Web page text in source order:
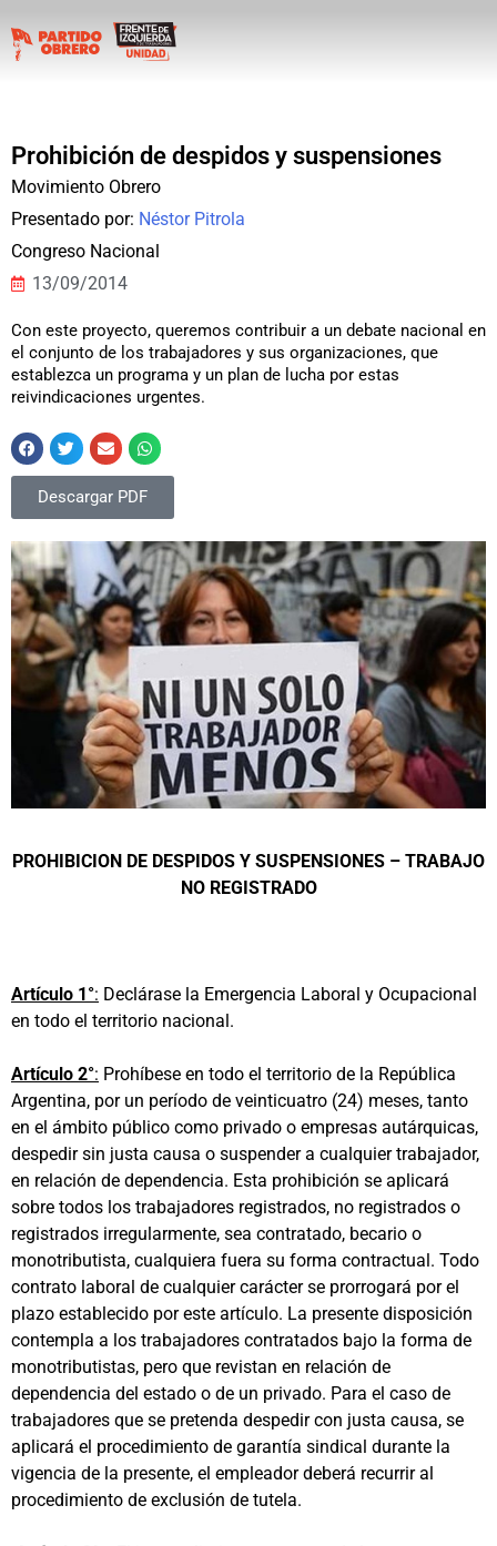
Prohibición de despidos y suspensiones
Movimiento Obrero
Presentado por: Néstor Pitrola
Congreso Nacional
13/09/2014
Con este proyecto, queremos contribuir a un debate nacional en
el conjunto de los trabajadores y sus organizaciones, que
establezca un programa y un plan de lucha por estas
reivindicaciones urgentes.
Descargar PDF
PROHIBICION DE DESPIDOS Y SUSPENSIONES – TRABAJO
NO REGISTRADO
Artículo 1°: Declárase la Emergencia Laboral y Ocupacional
en todo el territorio nacional.
Artículo 2°: Prohíbese en todo el territorio de la República
Argentina, por un período de veinticuatro (24) meses, tanto
en el ámbito público como privado o empresas autárquicas,
despedir sin justa causa o suspender a cualquier trabajador,
en relación de dependencia. Esta prohibición se aplicará
sobre todos los trabajadores registrados, no registrados o
registrados irregularmente, sea contratado, becario o
monotributista, cualquiera fuera su forma contractual. Todo
contrato laboral de cualquier carácter se prorrogará por el
plazo establecido por este artículo. La presente disposición
contempla a los trabajadores contratados bajo la forma de
monotributistas, pero que revistan en relación de
dependencia del estado o de un privado. Para el caso de
trabajadores que se pretenda despedir con justa causa, se
aplicará el procedimiento de garantía sindical durante la
vigencia de la presente, el empleador deberá recurrir al
procedimiento de exclusión de tutela.